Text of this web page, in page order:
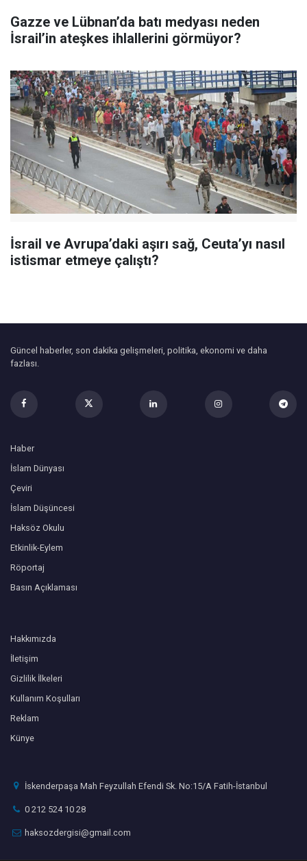
Gazze ve Lübnan’da batı medyası neden
İsrail’in ateşkes ihlallerini görmüyor?
İsrail ve Avrupa’daki aşırı sağ, Ceuta’yı nasıl
istismar etmeye çalıştı?
Güncel haberler, son dakika gelişmeleri, politika, ekonomi ve daha
fazlası.
Haber
İslam Dünyası
Çeviri
İslam Düşüncesi
Haksöz Okulu
Etkinlik-Eylem
Röportaj
Basın Açıklaması
Hakkımızda
İletişim
Gizlilik İlkeleri
Kullanım Koşulları
Reklam
Künye
İskenderpaşa Mah Feyzullah Efendi Sk. No:15/A Fatih-İstanbul
0 212 524 10 28
haksozdergisi@gmail.com